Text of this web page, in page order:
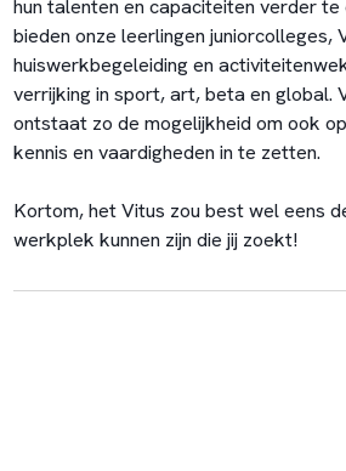
hun talenten en capaciteiten verder
bieden onze leerlingen juniorcolleges,
huiswerkbegeleiding en
verrijking in sport, art, beta en global.
ontstaat zo de mogelijkheid om ook
kennis en vaardigheden in te zetten.
Kortom, het Vitus zou best wel eens
werkplek kunnen zijn die jij zoekt!